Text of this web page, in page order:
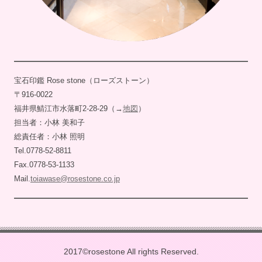
宝石印鑑 Rose stone（ローズストーン）
〒916-0022
福井県鯖江市水落町2-28-29（→地図 ）
担当者：小林 美和子
総責任者：小林 照明
Tel.0778-52-8811
Fax.0778-53-1133
Mail. toiawase@rosestone.co.jp
2017©rosestone All rights Reserved.